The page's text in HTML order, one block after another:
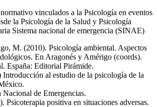
vinculados a la Psicología en eventos
la Psicología de la Salud y Psicología
Sistema nacional de emergencia (SINAE)
M. (2010). Psicología ambiental. Aspectos
En Aragonés y Amérigo (coords).
España: Editorial Pirámide.
al estudio de la psicología de la
de Emergencias.
Psicoterapia positiva en situaciones adversas.